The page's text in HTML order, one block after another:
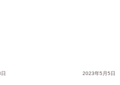
2023年5月5日